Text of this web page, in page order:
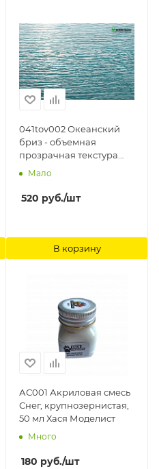
041tov002 Океанский
бриз - объемная
прозрачная текстура
для имитации воды
Morrison
Мало
520 руб./шт
В корзину
АС001 Акриловая смесь
Снег, крупнозернистая,
50 мл Хася Моделист
Много
180 руб./шт